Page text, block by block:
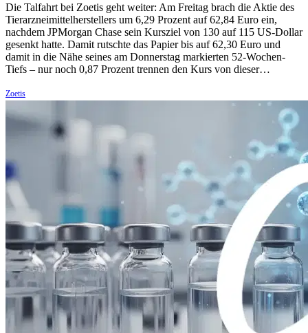
Die Talfahrt bei Zoetis geht weiter: Am Freitag brach die Aktie des
Tierarzneimittelherstellers um 6,29 Prozent auf 62,84 Euro ein,
nachdem JPMorgan Chase sein Kursziel von 130 auf 115 US-Dollar
gesenkt hatte. Damit rutschte das Papier bis auf 62,30 Euro und
damit in die Nähe seines am Donnerstag markierten 52-Wochen-
Tiefs – nur noch 0,87 Prozent trennen den Kurs von dieser…
Zoetis